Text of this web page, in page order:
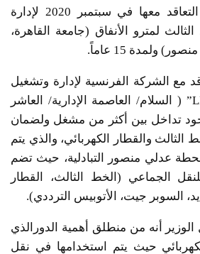
هذا المجال، فقد تم التعاقد معها في سبتمبر 2020 لإدارة
لمترو الأنفاق (جامعة القاهرة،
ولمدة 15 عاماً.
مع الشركة الفرنسية لإدارة وتشغيل
القطار الكهربائي “LRT” ( السلام/ العاصمة الإدارية/ العاشر
تداخل بين أكثر من مشغل ولضمان
الثالث والقطار الكهربائي، والذي يتم
عدلي منصور التبادلية، حيث تضم
الجماعي (الخط الثالث، القطار
السوبر جيت، الأتوبيس الترددي).
أنه من منطلق أهمية الدورالذي
حيث يتم استخدامها في نقل